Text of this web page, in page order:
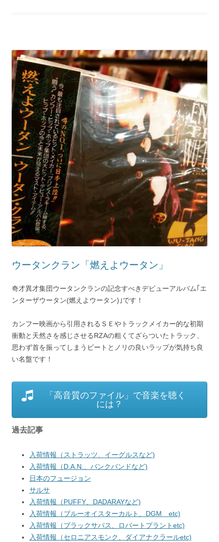
ウータンクラン「燃えよウータン」
奇才異才集団ウータンクランの記念すべきデビューアルバム｢エ
ンターザウータン(燃えよウータン)｣です！
カンフー映画から引用されるＳＥやトラックメイカー的な初期
衝動と天然さを感じさせるRZAの粗くてざらついたトラック、
思わず首を振ってしまうビートとノリの良いラップが気持ち良
い名盤です！
「高音質のファイル」で音楽を聴く
には？
過去記事
入荷情報（ストラッツ、イーグルスなど)
入荷情報（D.A.N.、バンクバンドなど)
日本のフュージョン
サルサ
入荷情報（PUFFY、DADARAYなど)
入荷情報（ブルーオイスターカルト、DGM etc)
入荷情報（ブラックサバス、ロバートプラントetc)
入荷情報（セロニアスモンク、ダイアナクラールetc)